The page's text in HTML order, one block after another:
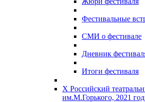
Фестивальные
СМИ о фестивале
Дневник
Итоги фестиваля
X Российский
им.М.Горького, 2021 год